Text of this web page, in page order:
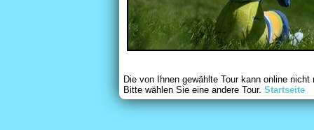
Die von Ihnen gewählte Tour kann online nicht
Bitte wählen Sie eine andere Tour. Startseite